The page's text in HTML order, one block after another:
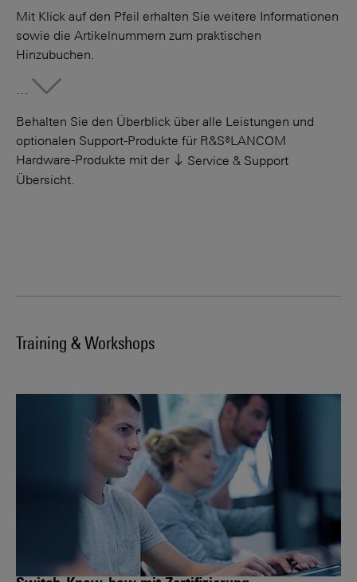
Mit Klick auf den Pfeil erhalten Sie weitere Informationen
sowie die Artikelnummern zum praktischen
Hinzubuchen.
… More
Behalten Sie den Überblick über alle Leistungen und
optionalen Support-Produkte für R&S®LANCOM
Hardware-Produkte mit der
Service & Support
Übersicht.
Training & Workshops